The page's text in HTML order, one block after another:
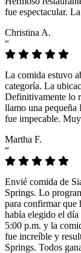
fue espectacular.
Christina A.
“
La comida estuvo
categoría. La
Definitivamente lo
llamo una pequeña
fue impecable.
Martha F.
“
Envié comida de
Springs. Lo
para confirmar que
había elegido el
5:00 p.m. y la
fue increíble y
Springs. Todos